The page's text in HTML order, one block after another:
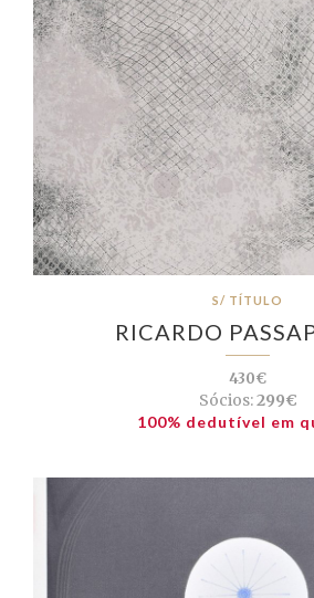
S/ TÍTULO
RICARDO
430€
Sócios:299€
100% dedutível em